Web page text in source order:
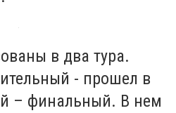
в два тура.
- прошел в
– финальный. В нем